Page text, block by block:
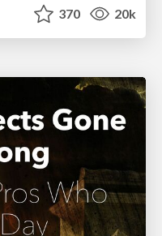
370 20k